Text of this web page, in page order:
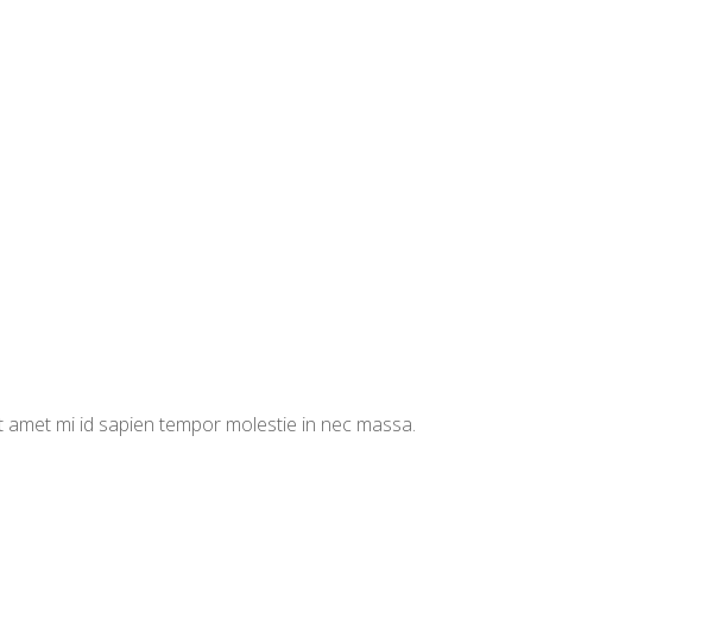
mi id sapien tempor molestie in nec massa.